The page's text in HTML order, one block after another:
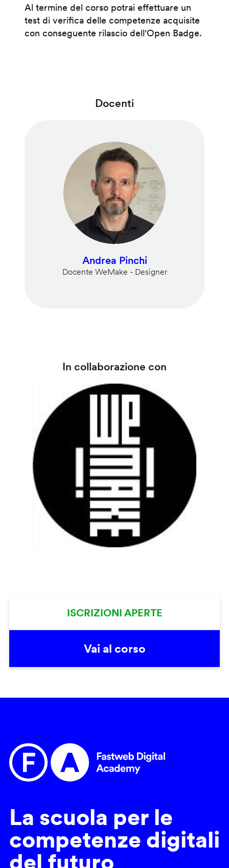
Al termine del corso potrai effettuare un
test di verifica delle competenze acquisite
con conseguente rilascio dell'Open Badge.
Docenti
Andrea Pinchi
Docente WeMake - Designer
In collaborazione con
ISCRIZIONI APERTE
Vai al corso
La scuola per le
competenze digitali
del futuro